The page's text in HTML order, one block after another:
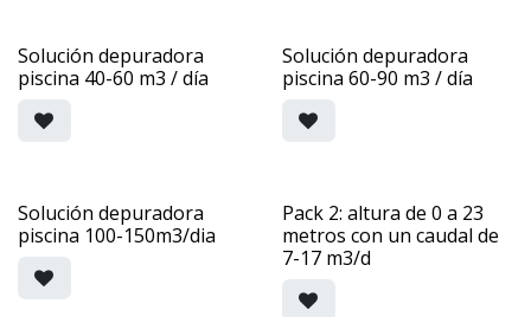
Solución depuradora
piscina 40-60 m3 / día
Solución depuradora
piscina 60-90 m3 / día
Solución depuradora
piscina 100-150m3/dia
Pack 2: altura de 0 a 23
metros con un caudal de
7-17 m3/d